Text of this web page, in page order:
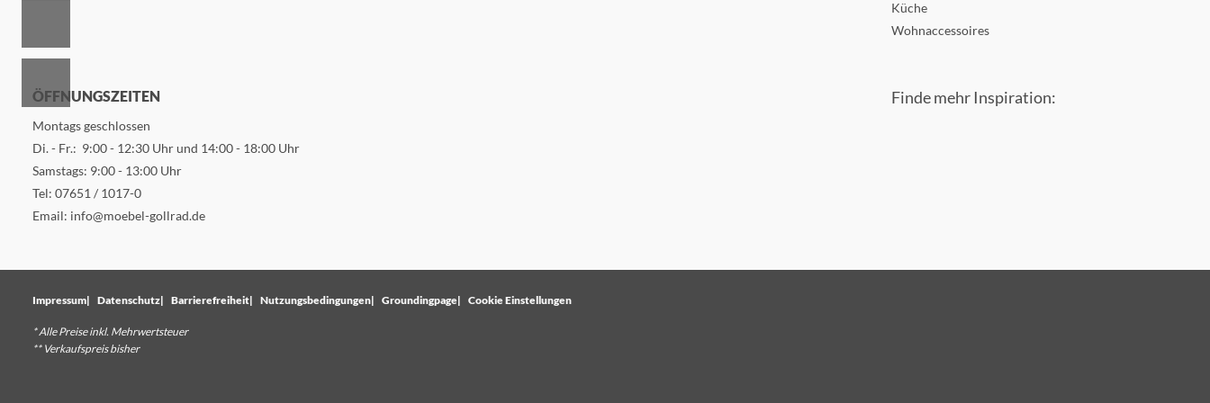
Küche
Wohnaccessoires
ÖFFNUNGSZEITEN
Montags geschlossen
Di. - Fr.: 9:00 - 12:30 Uhr und 14:00 - 18:00 Uhr
Samstags: 9:00 - 13:00 Uhr
Tel: 07651 / 1017-0
Email: info@moebel-gollrad.de
Finde mehr Inspiration:
Impressum Datenschutz Barrierefreiheit Nutzungsbedingungen Groundingpage Cookie Einstellungen
* Alle Preise inkl. Mehrwertsteuer
** Verkaufspreis bisher